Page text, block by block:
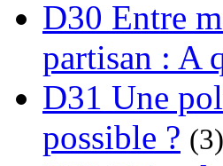
D30 Entre
partisan : A
D31 Une
possible ? (3)